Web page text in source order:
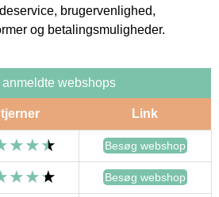
brugervenlighed,
og betalingsmuligheder.
anmeldte webshops
Link
Besøg webshop
Besøg webshop